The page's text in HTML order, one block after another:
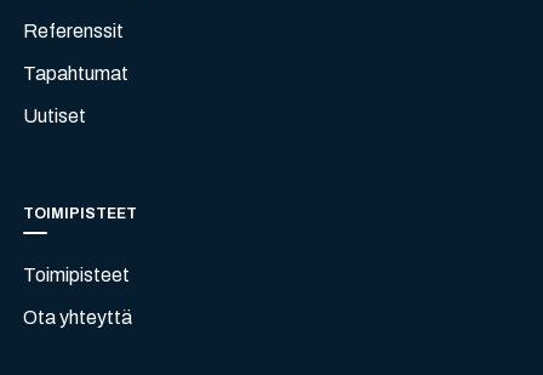
Referenssit
Tapahtumat
Uutiset
TOIMIPISTEET
Toimipisteet
Ota yhteyttä